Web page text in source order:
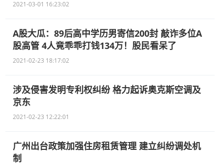
2021-03-01 16:23:02
A股大瓜：89后高中学历男寄信200封 敲诈多位A
股高管 4人竟乖乖打钱134万！股民看呆了
2021-02-23 18:17:02
涉及侵害发明专利权纠纷 格力起诉奥克斯空调及
京东
2021-02-23 12:22:01
广州出台政策加强住房租赁管理 建立纠纷调处机
制